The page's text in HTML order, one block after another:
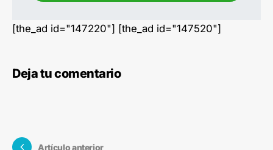
[the_ad id="147220"] [the_ad id="147520"]
Deja tu comentario
Artículo anterior